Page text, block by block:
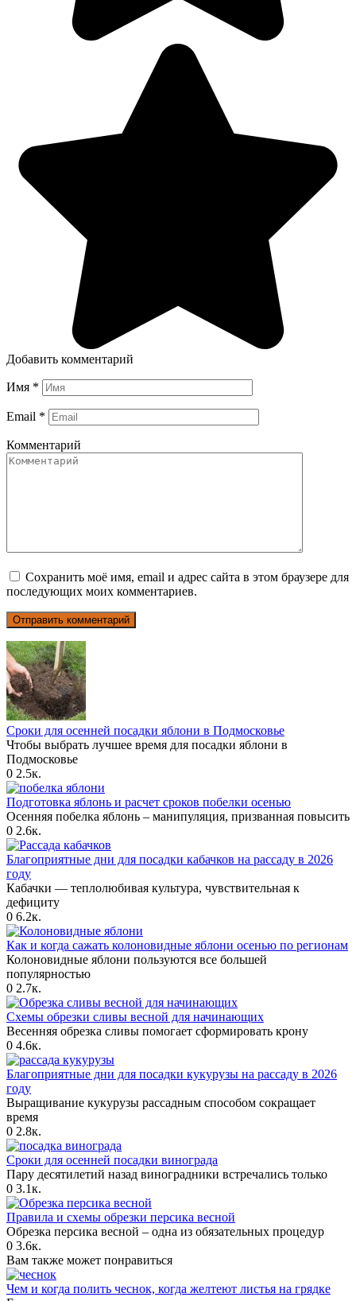
Добавить комментарий
Имя *
Email *
Комментарий
Сохранить моё имя, email и адрес сайта в этом браузере для
последующих моих комментариев.
Сроки для осенней посадки яблони в Подмосковье
Чтобы выбрать лучшее время для посадки яблони в
Подмосковье
0 2.5к.
Подготовка яблонь и расчет сроков побелки осенью
Осенняя побелка яблонь – манипуляция, призванная повысить
0 2.6к.
Благоприятные дни для посадки кабачков на рассаду в 2026
году
Кабачки — теплолюбивая культура, чувствительная к
дефициту
0 6.2к.
Как и когда сажать колоновидные яблони осенью по регионам
Колоновидные яблони пользуются все большей
популярностью
0 2.7к.
Схемы обрезки сливы весной для начинающих
Весенняя обрезка сливы помогает сформировать крону
0 4.6к.
Благоприятные дни для посадки кукурузы на рассаду в 2026
году
Выращивание кукурузы рассадным способом сокращает
время
0 2.8к.
Сроки для осенней посадки винограда
Пару десятилетий назад виноградники встречались только
0 3.1к.
Правила и схемы обрезки персика весной
Обрезка персика весной – одна из обязательных процедур
0 3.6к.
Вам также может понравиться
Чем и когда полить чеснок, когда желтеют листья на грядке